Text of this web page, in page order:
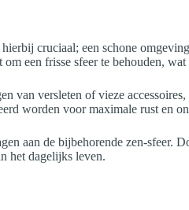
cruciaal; een schone
een frisse sfeer te behouden,
versleten of vieze
worden voor maximale rust en
aan de bijbehorende zen-sfeer.
het dagelijks leven.